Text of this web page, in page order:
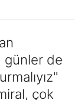
günler de
çok